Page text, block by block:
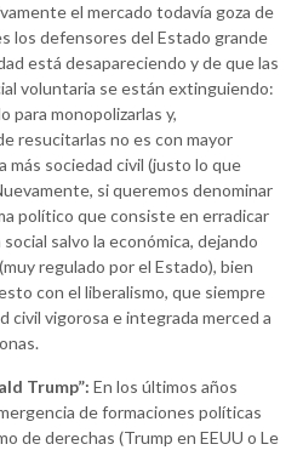
el mercado todavía goza de
los defensores del Estado grande
está desapareciendo y de que las
voluntaria se están extinguiendo:
para monopolizarlas y,
resucitarlas no es con mayor
más sociedad civil (justo lo que
si queremos denominar
político que consiste en erradicar
salvo la económica, dejando
regulado por el Estado), bien
con el liberalismo, que siempre
civil vigorosa e integrada merced a
Trump”: En los últimos años
de formaciones políticas
de derechas (Trump en EEUU o Le